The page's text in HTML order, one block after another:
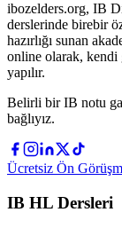
ibozelders.org, IB
derslerinde birebir
hazırlığı sunan
online olarak, kendi
yapılır.
Belirli bir IB notu
bağlıyız.
Ücretsiz Ön
IB HL Dersleri